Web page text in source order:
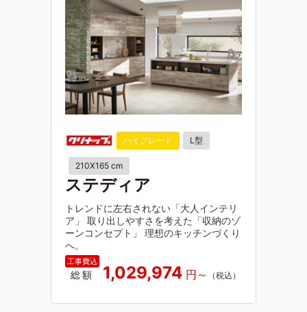
ハイグレード L型
210X165 cm
ステディア
トレンドに左右されない「大人インテリ
ア」 取り出しやすさを考えた「収納のゾ
ーンコンセプト」 理想のキッチンづくり
へ。
総額 1,029,974